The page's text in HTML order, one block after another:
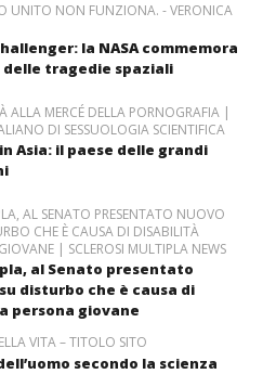
UNITO NON FUNZIONA. - VERONICA
la NASA commemora
delle tragedie spaziali
ALLA MERCÉ DELLA PORNOGRAFIA |
DI SESSUOLOGIA SCIENTIFICA
Asia: il paese delle grandi
AL SENATO PRESENTATO NUOVO
CHE È CAUSA DI DISABILITÀ
| SCLEROSI MULTIPLA NEWS
al Senato presentato
disturbo che è causa di
persona giovane
VITA – TITOLO SITO
secondo la scienza